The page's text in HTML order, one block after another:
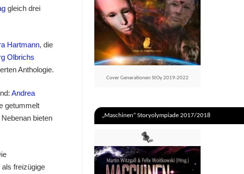
gleich drei
Hartmann, die
Olbrichs
Anthologie.
Andrea
getummelt
Nebenan bieten
freizügige
Cover Generationen StOy 2019-2022
„Maschinen“ Storyolympiade 2017/2018